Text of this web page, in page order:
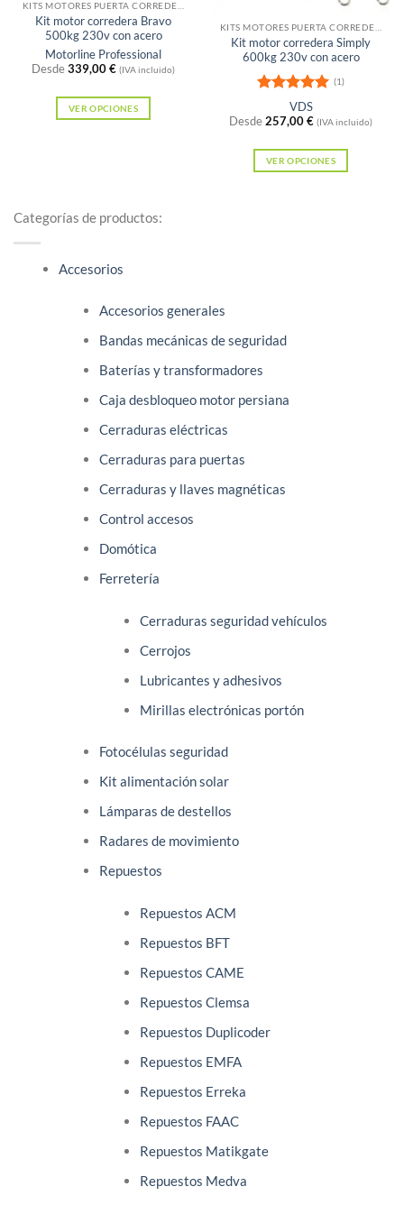
la
página
de
producto
la
página
producto
KITS MOTORES PUERTA CORREDERA
Kit motor corredera Bravo
500kg 230v con acero
Motorline Professional
Desde339,00€ (IVA incluido)
VER OPCIONES
variantes.
pueden
en
la
de
producto
KITS MOTORES PUERTA CORREDERA
Kit motor corredera Simply
600kg 230v con acero
Valorado
con5de 5
(1)
VDS
Desde257,00€ (IVA incluido)
VER OPCIONES
Categorías de productos:
Accesorios
Accesorios generales
Bandas mecánicas de seguridad
Baterías y transformadores
Caja desbloqueo motor persiana
Cerraduras eléctricas
Cerraduras para puertas
Cerraduras y llaves magnéticas
Control accesos
Domótica
Ferretería
Cerraduras seguridad vehículos
Cerrojos
Lubricantes y adhesivos
Mirillas electrónicas portón
Fotocélulas seguridad
Kit alimentación solar
Lámparas de destellos
Radares de movimiento
Repuestos
Repuestos ACM
Repuestos BFT
Repuestos CAME
Repuestos Clemsa
Repuestos Duplicoder
Repuestos EMFA
Repuestos Erreka
Repuestos FAAC
Repuestos Matikgate
Repuestos Medva